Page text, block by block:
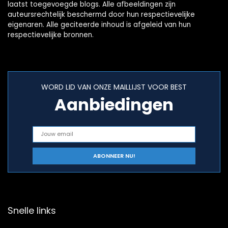
laatst toegevoegde blogs. Alle afbeeldingen zijn
auteursrechtelijk beschermd door hun respectievelijke
eigenaren. Alle geciteerde inhoud is afgeleid van hun
respectievelijke bronnen.
WORD LID VAN ONZE MAILLIJST VOOR BEST
Aanbiedingen
Snelle links